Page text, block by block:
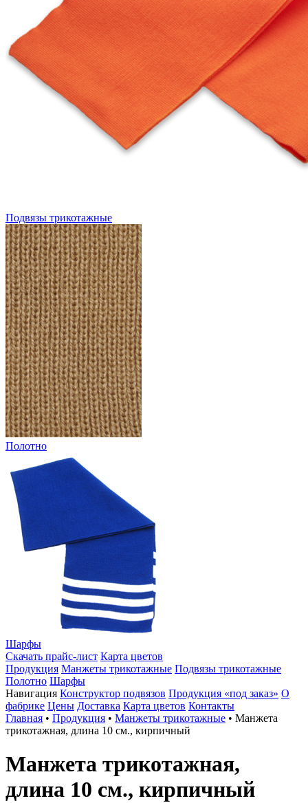
Подвязы трикотажные
Полотно
Шарфы
Скачать прайс-лист Карта цветов
Продукция Манжеты трикотажные Подвязы трикотажные
Полотно Шарфы
Навигация Конструктор подвязов Продукция «под заказ» О
фабрике Цены Доставка Карта цветов Контакты
Главная • Продукция • Манжеты трикотажные • Манжета
трикотажная, длина 10 см., кирпичный
Манжета трикотажная,
длина 10 см., кирпичный